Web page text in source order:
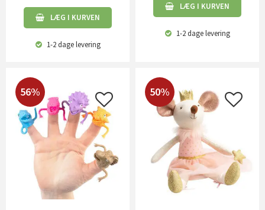
LÆG I KURVEN
1-2 dagelevering
LÆG I KURVEN
1-2 dagelevering
56% 50%